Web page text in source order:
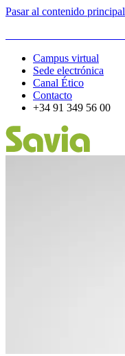
Pasar al contenido principal
Campus virtual
Sede electrónica
Canal Ético
Contacto
+34 91 349 56 00